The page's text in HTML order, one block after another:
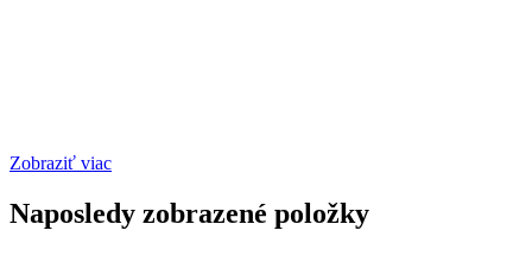
Zobraziť viac
Naposledy zobrazené položky